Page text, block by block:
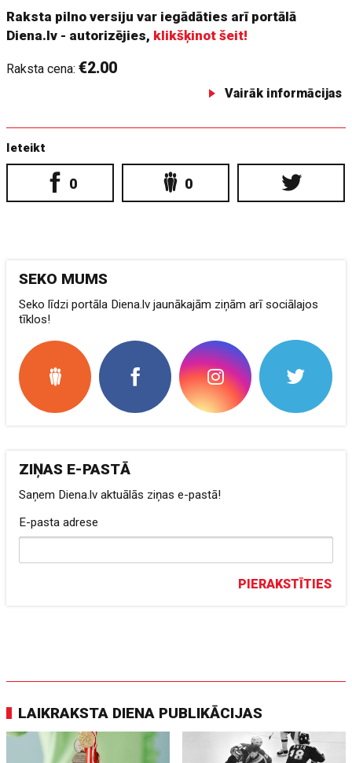
Raksta pilno versiju var iegādāties arī portālā
Diena.lv - autorizējies, klikšķinot šeit!
Raksta cena:€2.00
Vairāk informācijas
Ieteikt
0 0
SEKO MUMS
Seko līdzi portāla Diena.lv jaunākajām ziņām arī sociālajos
tīklos!
ZIŅAS E-PASTĀ
Saņem Diena.lv aktuālās ziņas e-pastā!
E-pasta adrese
PIERAKSTĪTIES
LAIKRAKSTA DIENA PUBLIKĀCIJAS